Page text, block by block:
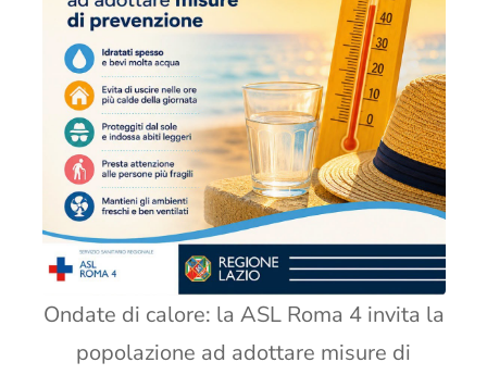
Ondate di calore: la ASL Roma 4 invita la
popolazione ad adottare misure di